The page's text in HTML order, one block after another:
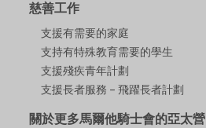
慈善工作
支援有需要的家庭
支持有特殊教育需要的學生
支援殘疾青年計劃
支援長者服務 – 飛躍長者計劃
關於更多馬爾他騎士會的亞太營